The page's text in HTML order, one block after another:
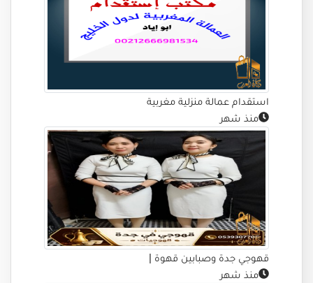
استقدام عمالة منزلية مغربية
منذ شهر
قهوجي جدة وصبابين قهوة |
منذ شهر